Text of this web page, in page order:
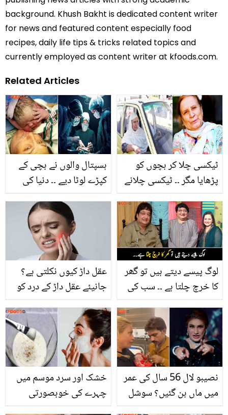
background. Khush Bakht is dedicated content writer
for news and featured content especially food
recipes, daily life tips & tricks related topics and
currently employed as content writer at kfoods.com.
Related Articles
ہسپتال والوں نے بچی کے
کپڑے لوٹا دیے ۔۔ دنیا کی
پیدائش سے جڑی حیرت
انگیز کہانی
ٹیکسی چلا کر بچوں کو
پڑھایا مگر ۔۔ ٹیکسی چلانے
نے بچوں کے منہ موڑنے کے
بعد بھی ان کے لیے دعا کرنا
نہیں چھوڑی
عقل داڑ کیوں نکلتی ہے؟
جانیئے عقل داڑ کے درد کو
سے بچاؤ کا مؤثر علاج
لوگ پیسے دیتے ہیں تو گھر
کا خرچ چلتا ہے ۔۔ سب کی
مسعود خواجہ کے آخری دن
کس اذیت میں گزرے؟
خشک اور سرد موسم میں
چہرے کی خوبصورتی
نصیبو لال 56 سال کی عمر
میں ماں بن گئیں؟ سوشل